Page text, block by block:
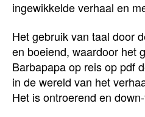
ingewikkelde verhaal en
Het gebruik van taal door
en boeiend, waardoor het
Barbapapa op reis op pdf
in de wereld van het
Het is ontroerend en